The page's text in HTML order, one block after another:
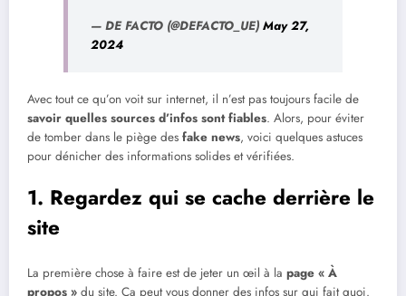
— DE FACTO (@DEFACTO_UE) May 27,
2024
Avec tout ce qu’on voit sur internet, il n’est pas toujours facile de
savoir quelles sources d’infos sont fiables. Alors, pour éviter
de tomber dans le piège des fake news, voici quelques astuces
pour dénicher des informations solides et vérifiées.
1. Regardez qui se cache derrière le
site
La première chose à faire est de jeter un œil à la page « À
propos » du site. Ça peut vous donner des infos sur qui fait quoi.